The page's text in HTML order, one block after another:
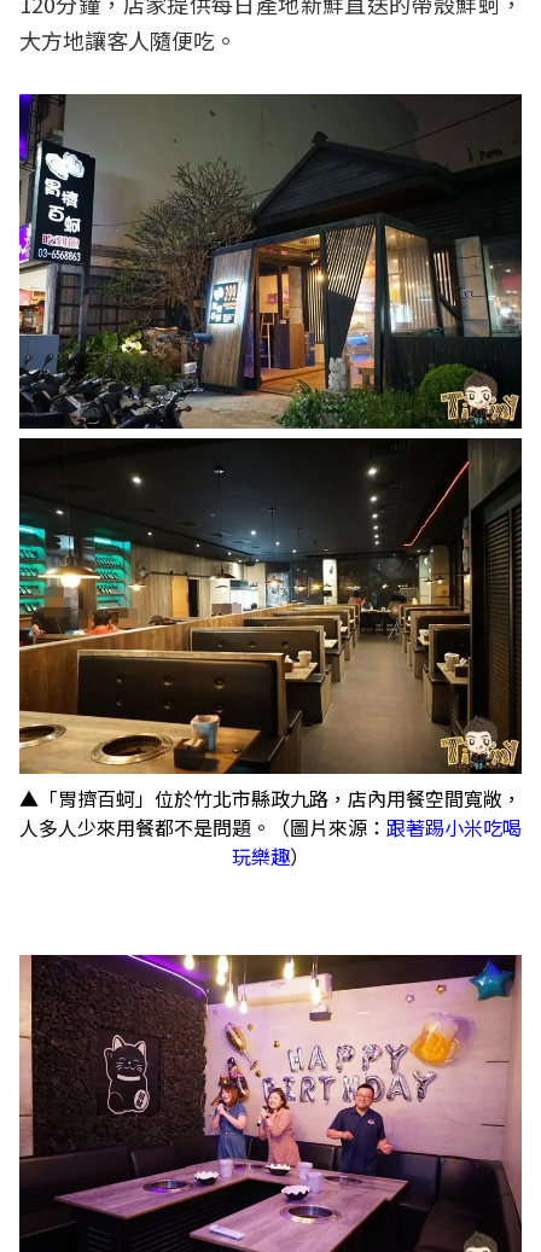
大方地讓客人隨便吃。
▲「胃擠百蚵」位於竹北市縣政九路，店內用餐空間寬敞，
人多人少來用餐都不是問題。（圖片來源： 跟著踢小米吃喝
玩樂趣）